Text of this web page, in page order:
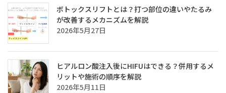
ボトックスリフトとは？打つ部位の違いやたるみ
が改善するメカニズムを解説
2026年5月27日
ヒアルロン酸注入後にHIFUはできる？併用するメ
リットや施術の順序を解説
2026年5月11日